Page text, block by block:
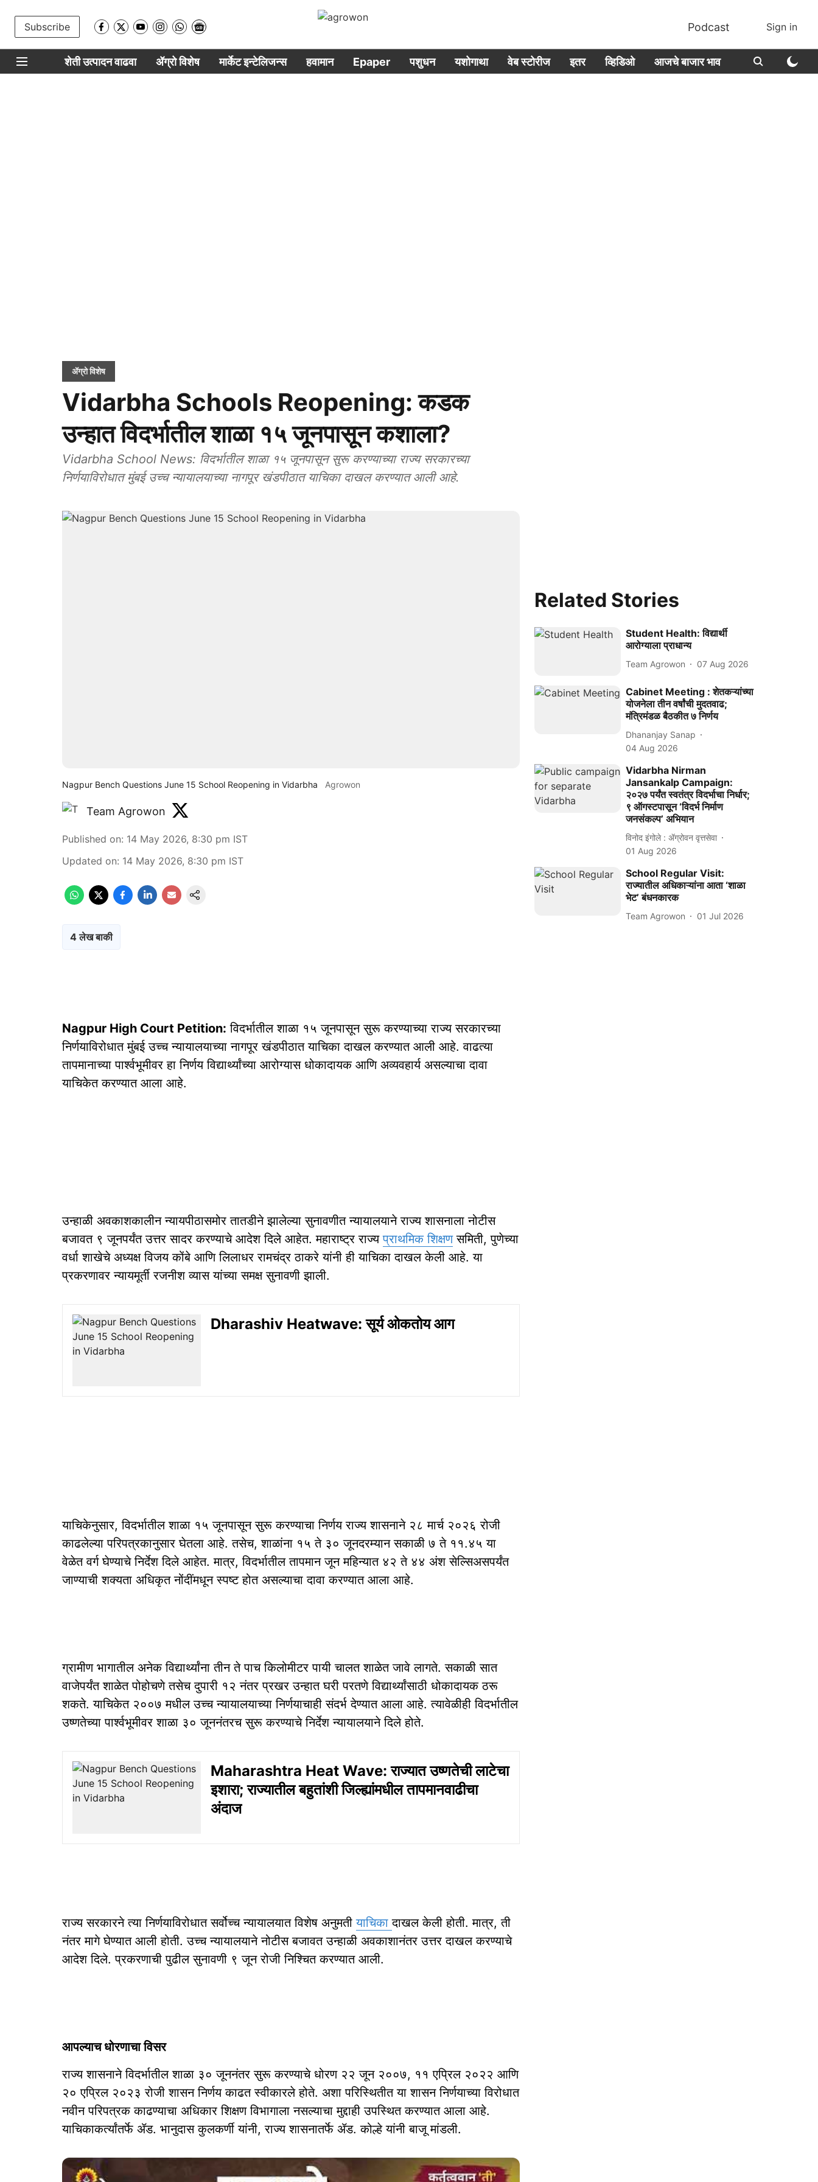
Subscribe Podcast Sign in
शेती उत्पादन वाढवा ॲग्रो विशेष मार्केट इन्टेलिजन्स हवामान Epaper पशुधन यशोगाथा वेब स्टोरीज इतर व्हिडिओ आजचे बाजार भाव
ॲग्रो विशेष
Vidarbha Schools Reopening: कडक
उन्हात विदर्भातील शाळा १५ जूनपासून कशाला?
Vidarbha School News: विदर्भातील शाळा १५ जूनपासून सुरू करण्याच्या राज्य सरकारच्या
निर्णयाविरोधात मुंबई उच्च न्यायालयाच्या नागपूर खंडपीठात याचिका दाखल करण्यात आली आहे.
Nagpur Bench Questions June 15 School Reopening in Vidarbha Agrowon
Team Agrowon
Published on: 14 May 2026, 8:30 pm IST
Updated on: 14 May 2026, 8:30 pm IST
4 लेख बाकी
Nagpur High Court Petition: विदर्भातील शाळा १५ जूनपासून सुरू करण्याच्या राज्य सरकारच्या
निर्णयाविरोधात मुंबई उच्च न्यायालयाच्या नागपूर खंडपीठात याचिका दाखल करण्यात आली आहे. वाढत्या
तापमानाच्या पार्श्वभूमीवर हा निर्णय विद्यार्थ्यांच्या आरोग्यास धोकादायक आणि अव्यवहार्य असल्याचा दावा
याचिकेत करण्यात आला आहे.
उन्हाळी अवकाशकालीन न्यायपीठासमोर तातडीने झालेल्या सुनावणीत न्यायालयाने राज्य शासनाला नोटीस
बजावत ९ जूनपर्यंत उत्तर सादर करण्याचे आदेश दिले आहेत. महाराष्ट्र राज्यप्राथमिक शिक्षणसमिती, पुणेच्या
वर्धा शाखेचे अध्यक्ष विजय कोंबे आणि लिलाधर रामचंद्र ठाकरे यांनी ही याचिका दाखल केली आहे. या
प्रकरणावर न्यायमूर्ती रजनीश व्यास यांच्या समक्ष सुनावणी झाली.
Dharashiv Heatwave: सूर्य ओकतोय आग
याचिकेनुसार, विदर्भातील शाळा १५ जूनपासून सुरू करण्याचा निर्णय राज्य शासनाने २८ मार्च २०२६ रोजी
काढलेल्या परिपत्रकानुसार घेतला आहे. तसेच, शाळांना १५ ते ३० जूनदरम्यान सकाळी ७ ते ११.४५ या
वेळेत वर्ग घेण्याचे निर्देश दिले आहेत. मात्र, विदर्भातील तापमान जून महिन्यात ४२ ते ४४ अंश सेल्सिअसपर्यंत
जाण्याची शक्यता अधिकृत नोंदींमधून स्पष्ट होत असल्याचा दावा करण्यात आला आहे.
ग्रामीण भागातील अनेक विद्यार्थ्यांना तीन ते पाच किलोमीटर पायी चालत शाळेत जावे लागते. सकाळी सात
वाजेपर्यंत शाळेत पोहोचणे तसेच दुपारी १२ नंतर प्रखर उन्हात घरी परतणे विद्यार्थ्यांसाठी धोकादायक ठरू
शकते. याचिकेत २००७ मधील उच्च न्यायालयाच्या निर्णयाचाही संदर्भ देण्यात आला आहे. त्यावेळीही विदर्भातील
उष्णतेच्या पार्श्वभूमीवर शाळा ३० जूननंतरच सुरू करण्याचे निर्देश न्यायालयाने दिले होते.
Maharashtra Heat Wave: राज्यात उष्णतेची लाटेचा
इशारा; राज्यातील बहुतांशी जिल्ह्यांमधील तापमानवाढीचा
अंदाज
राज्य सरकारने त्या निर्णयाविरोधात सर्वोच्च न्यायालयात विशेष अनुमतीयाचिकादाखल केली होती. मात्र, ती
नंतर मागे घेण्यात आली होती. उच्च न्यायालयाने नोटीस बजावत उन्हाळी अवकाशानंतर उत्तर दाखल करण्याचे
आदेश दिले. प्रकरणाची पुढील सुनावणी ९ जून रोजी निश्‍चित करण्यात आली.
आपल्याच धोरणाचा विसर
राज्य शासनाने विदर्भातील शाळा ३० जूननंतर सुरू करण्याचे धोरण २२ जून २००७, ११ एप्रिल २०२२ आणि
२० एप्रिल २०२३ रोजी शासन निर्णय काढत स्वीकारले होते. अशा परिस्थितीत या शासन निर्णयाच्या विरोधात
नवीन परिपत्रक काढण्याचा अधिकार शिक्षण विभागाला नसल्याचा मुद्दाही उपस्थित करण्यात आला आहे.
याचिकाकर्त्यांतर्फे ॲड. भानुदास कुलकर्णी यांनी, राज्य शासनातर्फे ॲड. कोल्हे यांनी बाजू मांडली.
Related Stories
Student Health: विद्यार्थी
आरोग्याला प्राधान्य
Team Agrowon 07 Aug 2026
Cabinet Meeting : शेतकऱ्यांच्या
योजनेला तीन वर्षांची मुदतवाढ;
मंत्रिमंडळ बैठकीत ७ निर्णय
Dhananjay Sanap
04 Aug 2026
Vidarbha Nirman
Jansankalp Campaign:
२०२७ पर्यंत स्वतंत्र विदर्भाचा निर्धार;
९ ऑगस्टपासून ‘विदर्भ निर्माण
जनसंकल्प’ अभियान
विनोद इंगोले : ॲग्रोवन वृत्तसेवा
01 Aug 2026
School Regular Visit:
राज्यातील अधिकाऱ्यांना आता ‘शाळा
भेट’ बंधनकारक
Team Agrowon 01 Jul 2026